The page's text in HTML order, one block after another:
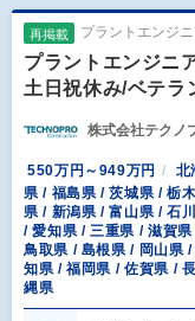
再掲載 プラントエンジ
プラントエンジニ
土日祝休み/ベテラ
株式会社テクノ
550万円～949万円
北
県 / 福島県 / 茨城県 / 栃
県 / 新潟県 / 富山県 / 石
/ 愛知県 / 三重県 / 滋賀
鳥取県 / 島根県 / 岡山県
知県 / 福岡県 / 佐賀県 /
縄県